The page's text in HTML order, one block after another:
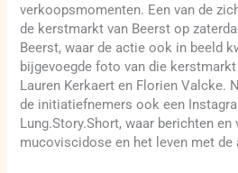
verkoopsmomenten. Een van de
de kerstmarkt van Beerst op
Beerst, waar de actie ook in beeld
bijgevoegde foto van die
Lauren Kerkaert en Florien Valcke.
de initiatiefnemers ook een
Lung.Story.Short, waar berichten en
mucoviscidose en het leven met de